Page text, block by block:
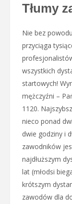
Tłumy
Nie bez
przyciąga
wszystkich
startowych!
mężczyźni –
1120.
nieco ponad
dwie godziny i
zawodników
najdłuższym
lat (młodsi
krótszym
zawodów dla